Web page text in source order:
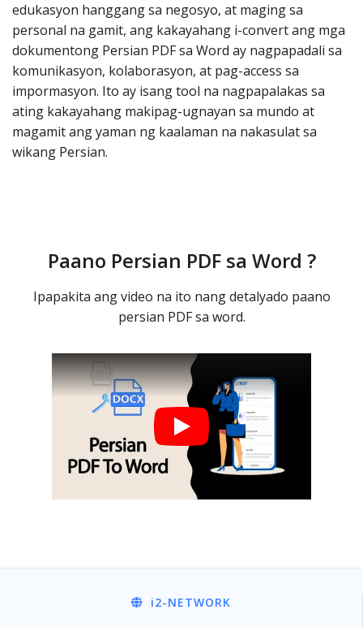
edukasyon hanggang sa negosyo, at maging sa
personal na gamit, ang kakayahang i-convert ang mga
dokumentong Persian PDF sa Word ay nagpapadali sa
komunikasyon, kolaborasyon, at pag-access sa
impormasyon. Ito ay isang tool na nagpapalakas sa
ating kakayahang makipag-ugnayan sa mundo at
magamit ang yaman ng kaalaman na nakasulat sa
wikang Persian.
Paano Persian PDF sa Word ?
Ipapakita ang video na ito nang detalyado paano
persian PDF sa word.
i2-NETWORK